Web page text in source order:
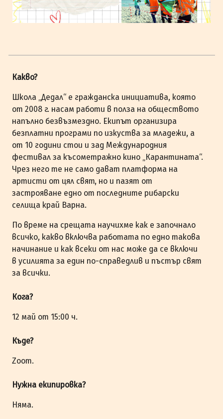
Какво?
Школа „Дедал“ е гражданска инициатива, която
от 2008 г. насам работи в полза на обществото
напълно безвъзмездно. Екипът организира
безплатни програми по изкуства за младежи, а
от 10 години стои и зад Международния
фестивал за късометражно кино „Карантината“.
Чрез него те не само дават платформа на
артисти от цял свят, но и пазят от
застрояване едно от последните рибарски
селища край Варна.
По време на срещата научихме как е започнало
всичко, какво включва работата по едно такова
начинание и как всеки от нас може да се включи
в усилията за един по-справедлив и пъстър свят
за всички.
Кога?
12 май от 15:00 ч.
Къде?
Zoom.
Нужна екипировка?
Няма.